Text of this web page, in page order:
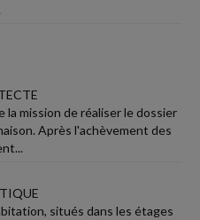
mission de réaliser le dossier
Après l'achèvement des
situés dans les étages